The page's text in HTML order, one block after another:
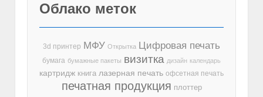
Облако меток
3d принтер МФУ Открытка Цифровая печать
бумага бумажные пакеты визитка дизайн календарь
картридж книга лазерная печать офсетная печать
печатная продукция плоттер